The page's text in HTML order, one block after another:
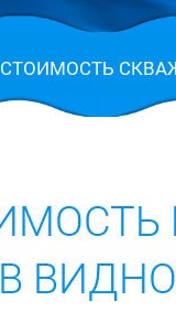
СТОИМОСТЬ
В